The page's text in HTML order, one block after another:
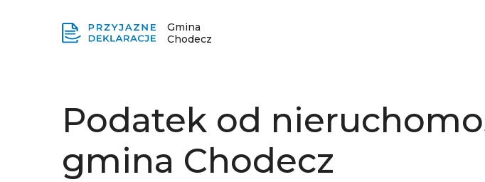
Gmina
Chodecz
Podatek od
gmina Chodecz